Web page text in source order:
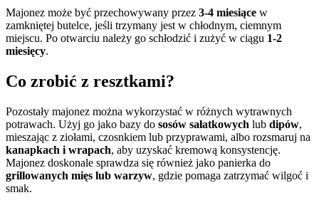
Majonez może być przechowywany przez 3-4 miesiące w
zamkniętej butelce, jeśli trzymany jest w chłodnym, ciemnym
miejscu. Po otwarciu należy go schłodzić i zużyć w ciągu 1-2
miesięcy.
Co zrobić z resztkami?
Pozostały majonez można wykorzystać w różnych wytrawnych
potrawach. Użyj go jako bazy do sosów sałatkowych lub dipów,
mieszając z ziołami, czosnkiem lub przyprawami, albo rozsmaruj na
kanapkach i wrapach, aby uzyskać kremową konsystencję.
Majonez doskonale sprawdza się również jako panierka do
grillowanych mięs lub warzyw, gdzie pomaga zatrzymać wilgoć i
smak.